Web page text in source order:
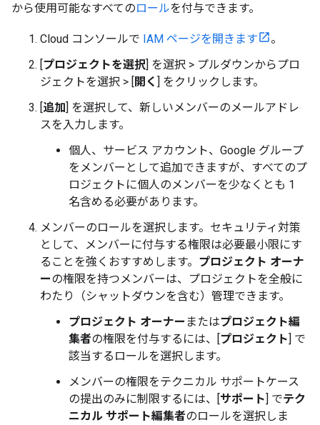
から使用可能なすべてのロールを付与できます。
Cloud コンソールで IAM ページを開きます
。
[プロジェクトを選択] を選択 > プルダウンからプロ
ジェクトを選択 > [開く ] をクリックします。
[追加] を選択して、新しいメンバーのメールアドレ
スを入力します。
個人、サービス アカウント、Google グループ
をメンバーとして追加できますが、すべてのプ
ロジェクトに個人のメンバーを少なくとも 1
名含める必要があります。
メンバーのロールを選択します。セキュリティ対策
として、メンバーに付与する権限は必要最小限にす
ることを強くおすすめします。 プロジェクト オーナ
ーの権限を持つメンバーは、プロジェクトを全般に
わたり（シャットダウンを含む）管理できます。
プロジェクト オーナー またはプロジェクト編
集者の権限を付与するには、[プロジェクト] で
該当するロールを選択します。
メンバーの権限をテクニカル サポートケース
の提出のみに制限するには、[サポート] でテク
ニカル サポート編集者のロールを選択しま